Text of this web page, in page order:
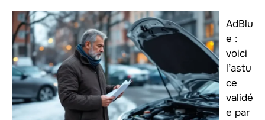
AdBlu
e :
voici
l’astu
ce
validé
e par